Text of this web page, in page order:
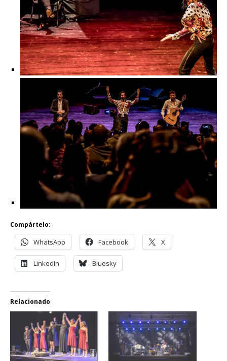
Compártelo:
WhatsApp Facebook X
LinkedIn Bluesky
Relacionado